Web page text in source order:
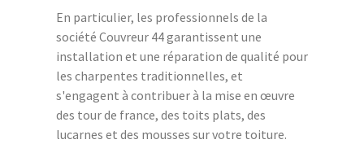
En particulier, les professionnels de la
société Couvreur 44 garantissent une
installation et une réparation de qualité pour
les charpentes traditionnelles, et
s'engagent à contribuer à la mise en œuvre
des tour de france, des toits plats, des
lucarnes et des mousses sur votre toiture.